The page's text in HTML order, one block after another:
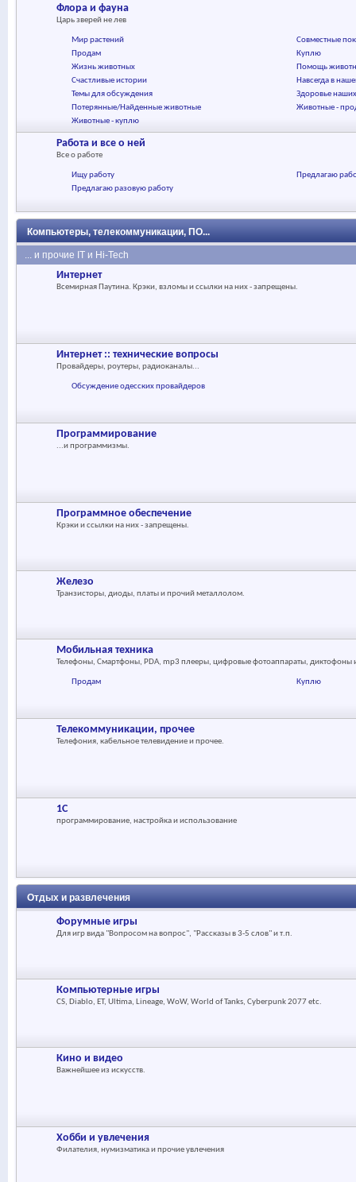
Флора и фауна
Царь зверей не лев
Мир растений
Совместные
Продам
Куплю
Жизнь животных
Помощь
Счастливые истории
Навсегда в
Темы для обсуждения
Здоровье
Потерянные/Найденные животные
Животные -
Животные - куплю
Работа и все о ней
Все о работе
Ищу работу
Предлагаю
Предлагаю разовую работу
Компьютеры, телекоммуникации, ПО...
... и прочие IT и Hi-Tech
Интернет
Всемирная Паутина. Крэки, взломы и ссылки на них - запрещены.
Интернет :: технические вопросы
Провайдеры, роутеры, радиоканалы...
Обсуждение одесских провайдеров
Программирование
...и программизмы.
Программное обеспечение
Крэки и ссылки на них - запрещены.
Железо
Транзисторы, диоды, платы и прочий металлолом.
Мобильная техника
Телефоны, Смартфоны, PDA, mp3 плееры, цифровые фотоаппараты, диктофоны
Продам Куплю
Телекоммуникации, прочее
Телефония, кабельное телевидение и прочее.
1С
программирование, настройка и использование
Отдых и развлечения
Форумные игры
Для игр вида "Вопросом на вопрос", "Рассказы в 3-5 слов" и т.п.
Компьютерные игры
CS, Diablo, ET, Ultima, Lineage, WoW, World of Tanks, Cyberpunk 2077 etc.
Кино и видео
Важнейшее из искусств.
Хобби и увлечения
Филателия, нумизматика и прочие увлечения